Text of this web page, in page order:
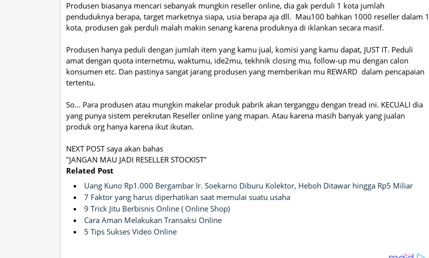
Produsen biasanya mencari sebanyak mungkin reseller online, dia gak perduli 1 kota jumlah
penduduknya berapa, target marketnya siapa, usia berapa aja dll. Mau100 bahkan 1000 reseller dalam 1
kota, produsen gak perduli malah makin senang karena produknya di iklankan secara masif.
Produsen hanya peduli dengan jumlah item yang kamu jual, komisi yang kamu dapat, JUST IT. Peduli
amat dengan quota internetmu, waktumu, ide2mu, tekhnik closing mu, follow-up mu dengan calon
konsumen etc. Dan pastinya sangat jarang produsen yang memberikan mu REWARD dalam pencapaian
tertentu.
So... Para produsen atau mungkin makelar produk pabrik akan terganggu dengan tread ini. KECUALI dia
yang punya sistem perekrutan Reseller online yang mapan. Atau karena masih banyak yang jualan
produk org hanya karena ikut ikutan.
NEXT POST saya akan bahas
"JANGAN MAU JADI RESELLER STOCKIST"
Related Post
Uang Kuno Rp1.000 Bergambar Ir. Soekarno Diburu Kolektor, Heboh Ditawar hingga Rp5 Miliar
7 Faktor yang harus diperhatikan saat memulai suatu usaha
9 Trick Jitu Berbisnis Online ( Online Shop)
Cara Aman Melakukan Transaksi Online
5 Tips Sukses Video Online